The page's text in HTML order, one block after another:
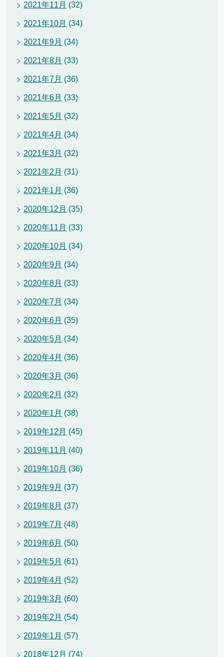
2021年11月 (32)
2021年10月 (34)
2021年9月 (34)
2021年8月 (33)
2021年7月 (36)
2021年6月 (33)
2021年5月 (32)
2021年4月 (34)
2021年3月 (32)
2021年2月 (31)
2021年1月 (36)
2020年12月 (35)
2020年11月 (33)
2020年10月 (34)
2020年9月 (34)
2020年8月 (33)
2020年7月 (34)
2020年6月 (35)
2020年5月 (34)
2020年4月 (36)
2020年3月 (36)
2020年2月 (32)
2020年1月 (38)
2019年12月 (45)
2019年11月 (40)
2019年10月 (36)
2019年9月 (37)
2019年8月 (37)
2019年7月 (48)
2019年6月 (50)
2019年5月 (61)
2019年4月 (52)
2019年3月 (60)
2019年2月 (54)
2019年1月 (57)
2018年12月 (74)